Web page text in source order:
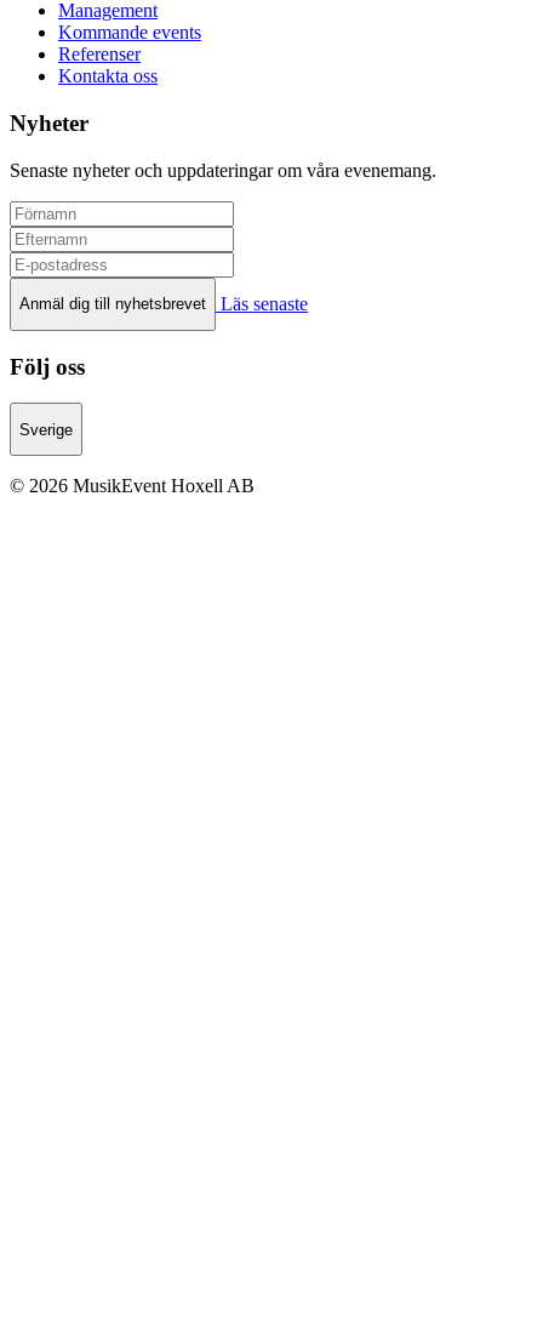
Management
Kommande events
Referenser
Kontakta oss
Nyheter
Senaste nyheter och uppdateringar om våra evenemang.
Anmäl dig till nyhetsbrevet Läs senaste
Följ oss
Sverige
© 2026 MusikEvent Hoxell AB